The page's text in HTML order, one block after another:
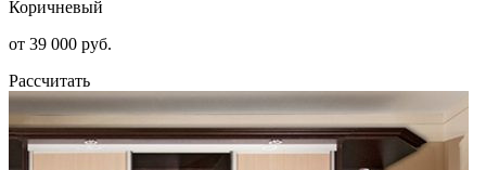
Коричневый
от 39 000 руб.
Рассчитать